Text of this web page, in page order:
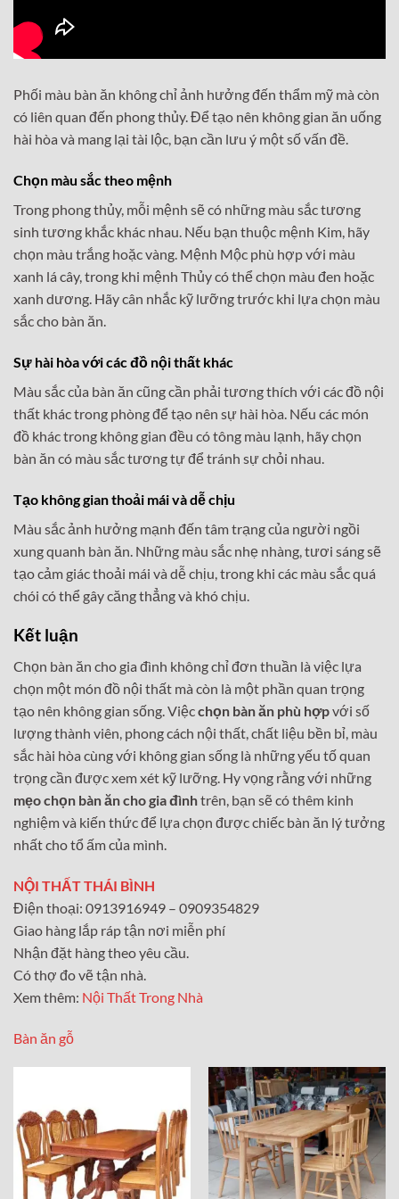
Phối màu bàn ăn không chỉ ảnh hưởng đến thẩm mỹ mà còn
có liên quan đến phong thủy. Để tạo nên không gian ăn uống
hài hòa và mang lại tài lộc, bạn cần lưu ý một số vấn đề.
Chọn màu sắc theo mệnh
Trong phong thủy, mỗi mệnh sẽ có những màu sắc tương
sinh tương khắc khác nhau. Nếu bạn thuộc mệnh Kim, hãy
chọn màu trắng hoặc vàng. Mệnh Mộc phù hợp với màu
xanh lá cây, trong khi mệnh Thủy có thể chọn màu đen hoặc
xanh dương. Hãy cân nhắc kỹ lưỡng trước khi lựa chọn màu
sắc cho bàn ăn.
Sự hài hòa với các đồ nội thất khác
Màu sắc của bàn ăn cũng cần phải tương thích với các đồ nội
thất khác trong phòng để tạo nên sự hài hòa. Nếu các món
đồ khác trong không gian đều có tông màu lạnh, hãy chọn
bàn ăn có màu sắc tương tự để tránh sự chỏi nhau.
Tạo không gian thoải mái và dễ chịu
Màu sắc ảnh hưởng mạnh đến tâm trạng của người ngồi
xung quanh bàn ăn. Những màu sắc nhẹ nhàng, tươi sáng sẽ
tạo cảm giác thoải mái và dễ chịu, trong khi các màu sắc quá
chói có thể gây căng thẳng và khó chịu.
Kết luận
Chọn bàn ăn cho gia đình không chỉ đơn thuần là việc lựa
chọn một món đồ nội thất mà còn là một phần quan trọng
tạo nên không gian sống. Việcchọn bàn ăn phù hợpvới số
lượng thành viên, phong cách nội thất, chất liệu bền bỉ, màu
sắc hài hòa cùng với không gian sống là những yếu tố quan
trọng cần được xem xét kỹ lưỡng. Hy vọng rằng với những
mẹo chọn bàn ăn cho gia đìnhtrên, bạn sẽ có thêm kinh
nghiệm và kiến thức để lựa chọn được chiếc bàn ăn lý tưởng
nhất cho tổ ấm của mình.
NỘI THẤT THÁI BÌNH
Điện thoại: 0913916949 – 0909354829
Giao hàng lắp ráp tận nơi miễn phí
Nhận đặt hàng theo yêu cầu.
Có thợ đo vẽ tận nhà.
Xem thêm: Nội Thất Trong Nhà
Bàn ăn gỗ